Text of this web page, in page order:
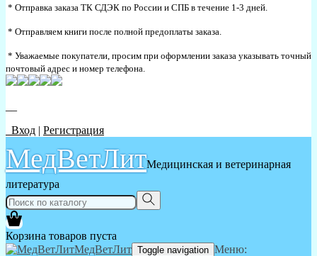
* Отправка заказа ТК СДЭК по России и СПБ в течение 1-3 дней.
* Отправляем книги после полной предоплаты заказа.
* Уважаемые покупатели, просим при оформлении заказа указывать точный
почтовый адрес и номер телефона.
Вход | Регистрация
МедВетЛитМедицинская и ветеринарная
литература
Корзина товаров пуста
МедВетЛит Toggle navigation Меню: